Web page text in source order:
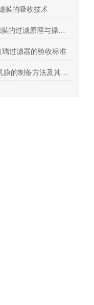
膜的吸收技术
过滤器的验收标准